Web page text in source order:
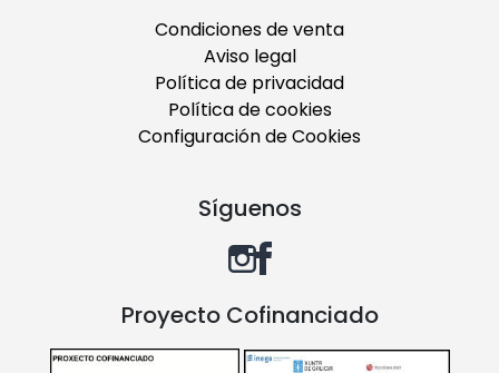
Condiciones de venta
Aviso legal
Política de privacidad
Política de cookies
Configuración de Cookies
Síguenos
Proyecto Cofinanciado